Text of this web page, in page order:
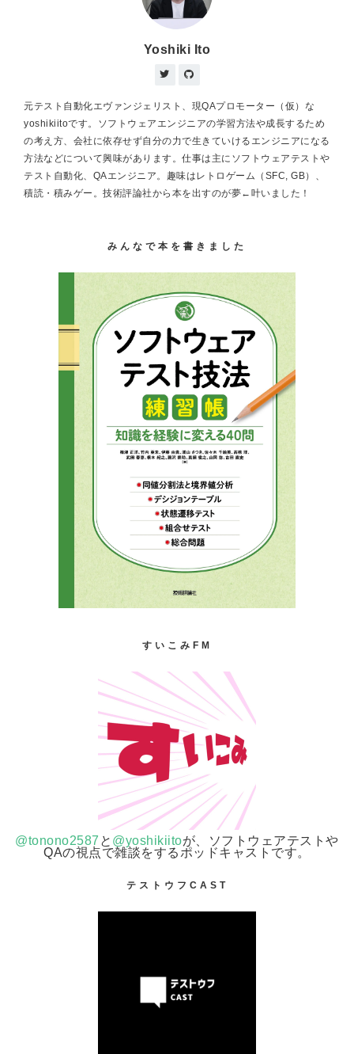
Yoshiki Ito
元テスト自動化エヴァンジェリスト、現QAプロモーター（仮）な
yoshikiitoです。ソフトウェアエンジニアの学習方法や成長するため
の考え方、会社に依存せず自分の力で生きていけるエンジニアになる
方法などについて興味があります。仕事は主にソフトウェアテストや
テスト自動化、QAエンジニア。趣味はレトロゲーム（SFC, GB）、
積読・積みゲー。技術評論社から本を出すのが夢←叶いました！
みんなで本を書きました
すいこみFM
@tonono2587 と @yoshikiitoが、ソフトウェアテストや
QAの視点で雑談をするポッドキャストです。
テストウフCAST